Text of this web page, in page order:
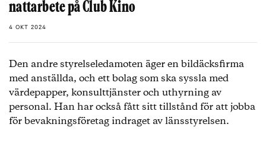
nattarbete på Club Kino
4 OKT 2024
Den andre styrelseledamoten äger en bildäcksfirma
med anställda, och ett bolag som ska syssla med
värdepapper, konsulttjänster och uthyrning av
personal. Han har också fått sitt tillstånd för att jobba
för bevakningsföretag indraget av länsstyrelsen.